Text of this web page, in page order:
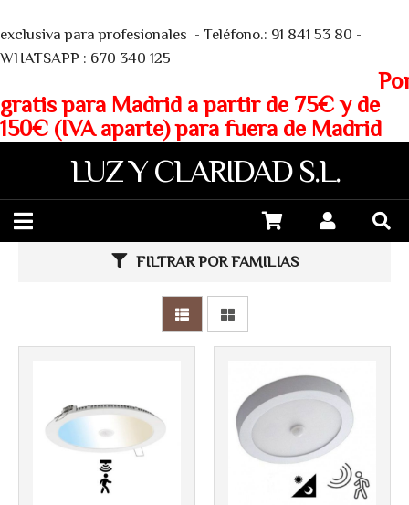
exclusiva para profesionales - Teléfono.: 91 841 53 80 -
WHATSAPP : 670 340 125
gratis para Madrid a partir de 75€ y de
150€ (IVA aparte) para fuera de Madrid
LUZ Y CLARIDAD S.L.
FILTRAR POR FAMILIAS